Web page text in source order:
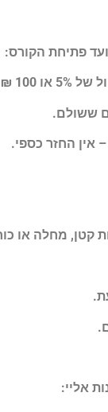
פתיחת הקורס:
מחלה או
אליי: